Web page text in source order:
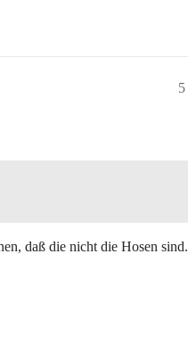
5
daß die nicht die Hosen sind.